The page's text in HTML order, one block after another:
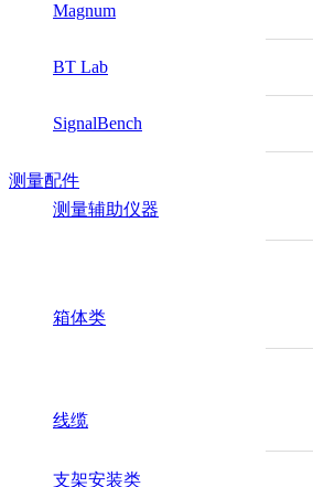
Magnum
BT Lab
SignalBench
测量配件
测量辅助仪器
箱体类
线缆
支架安装类